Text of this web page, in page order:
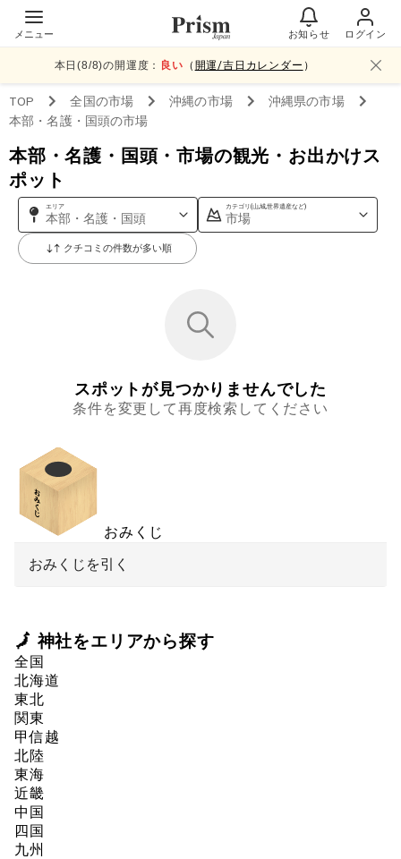
メニュー お知らせ ログイン
本日(8/8)の開運度： 良い （ 開運/吉日カレンダー ）
TOP 全国の市場 沖縄の市場 沖縄県の市場
本部・名護・国頭の市場
本部・名護・国頭・市場の観光・お出かけス
ポット
エリア
本部・名護・国頭
カテゴリ(山,城,世界遺産など)
市場
クチコミの件数が多い順
スポットが見つかりませんでした
条件を変更して再度検索してください
おみくじ
おみくじを引く
🗾 神社をエリアから探す
全国
北海道
東北
関東
甲信越
北陸
東海
近畿
中国
四国
九州